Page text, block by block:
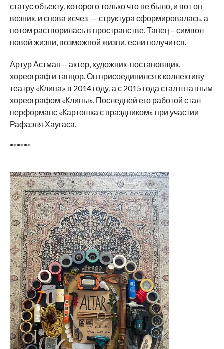
статус объекту, которого только что не было, и вот он
возник, и снова исчез — структура сформировалась, а
потом растворилась в пространстве. Танец – символ
новой жизни, возможной жизни, если получится.
Артур Астман— актер, художник-постановщик,
хореограф и танцор. Он присоединился к коллективу
театру «Клипа» в 2014 году, а с 2015 года стал штатным
хореографом «Клипы». Последней его работой стал
перформанс «Картошка с праздником» при участии
Рафаэля Хаугаса.
******